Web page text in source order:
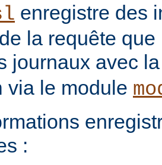
enregistre des
la requête
journaux avec
via le module
: